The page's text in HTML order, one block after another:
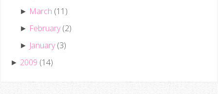
► March (11)
► February (2)
► January (3)
► 2009 (14)